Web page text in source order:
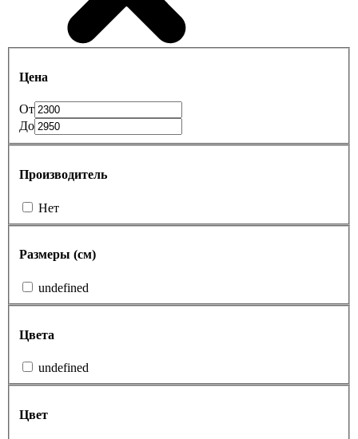
Цена
От
До
Производитель
Нет
Размеры (см)
undefined
Цвета
undefined
Цвет